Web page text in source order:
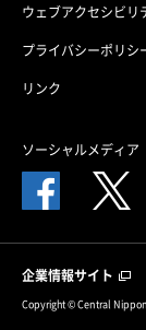
ウェブアクセシビリ
プライバシーポリシ
リンク
ソーシャルメディア
企業情報サイト
Copyright © Central